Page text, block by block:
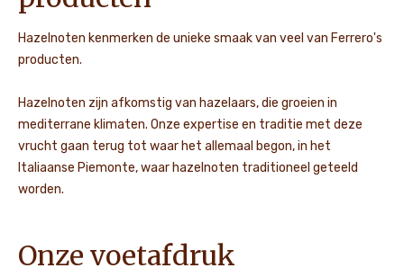
Hazelnoten kenmerken de unieke smaak van veel van Ferrero's
producten.
Hazelnoten zijn afkomstig van hazelaars, die groeien in
mediterrane klimaten. Onze expertise en traditie met deze
vrucht gaan terug tot waar het allemaal begon, in het
Italiaanse Piemonte, waar hazelnoten traditioneel geteeld
worden.
Onze voetafdruk